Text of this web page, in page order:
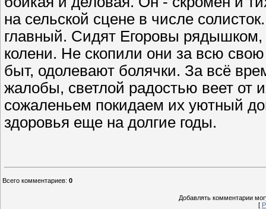
на сельской сцене в числе
главный. Сидят Егоровы рядышком,
колени. Не скопили они за всю
быт, одолевают болячки. За всё
жалобы, светлой радостью веет от
сожаленьем покидаем их уютный
здоровья еще на долгие годы.
Всего комментариев: 0
Добавлять комментарии
[